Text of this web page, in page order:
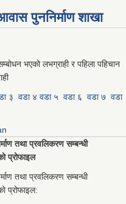
पुननिर्माण शाखा
भएको लभग्राही र पहिला पहिचान
३ वडा ४ वडा ५ वडा ६ वडा ७ वडा
तथा प्रवलिकरण सम्बन्धी
प्रोफाइल
तथा प्रवलिकरण सम्बन्धी
प्रोफाइल: